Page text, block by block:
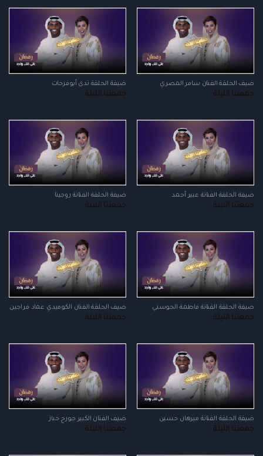
ضيف الحلقة الفنان سامر المصري
جمعتنا الليلة
ضيفة الحلقة ندى أبوفرحات
جمعتنا الليلة
ضيفة الحلقة الفنانة عبير أحمد
جمعتنا الليلة
ضيفة الحلقة الفنانة روجينا
جمعتنا الليلة
ضيفة الحلقة الفنانة فاطمة الحوسني
جمعتنا الليلة
ضيف الحلقة الفنان الكوميدي عماد فراجين
جمعتنا الليلة
ضيفة الحلقة الفنانة ميرهان حسين
جمعتنا الليلة
ضيف الفنان الكبير جورج خباز
جمعتنا الليلة